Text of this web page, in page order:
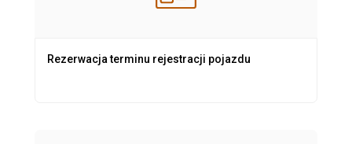
Rezerwacja terminu rejestracji pojazdu